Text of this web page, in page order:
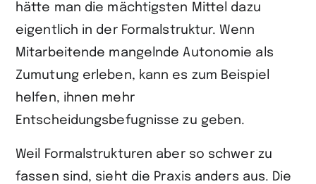
hätte man die mächtigsten Mittel dazu
eigentlich in der Formalstruktur. Wenn
Mitarbeitende mangelnde Autonomie als
Zumutung erleben, kann es zum Beispiel
helfen, ihnen mehr
Entscheidungsbefugnisse zu geben.
Weil Formalstrukturen aber so schwer zu
fassen sind, sieht die Praxis anders aus. Die